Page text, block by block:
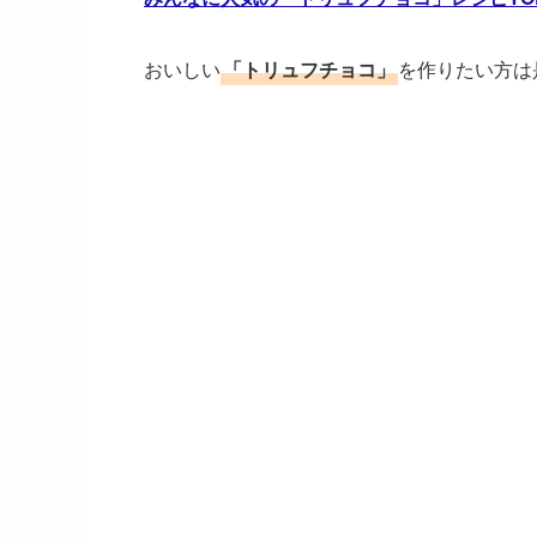
おいしい「トリュフチョコ」を作りたい方